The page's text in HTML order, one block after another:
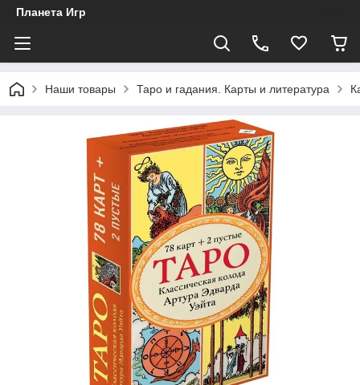
Планета Игр
Наши товары Таро и гадания. Карты и литература